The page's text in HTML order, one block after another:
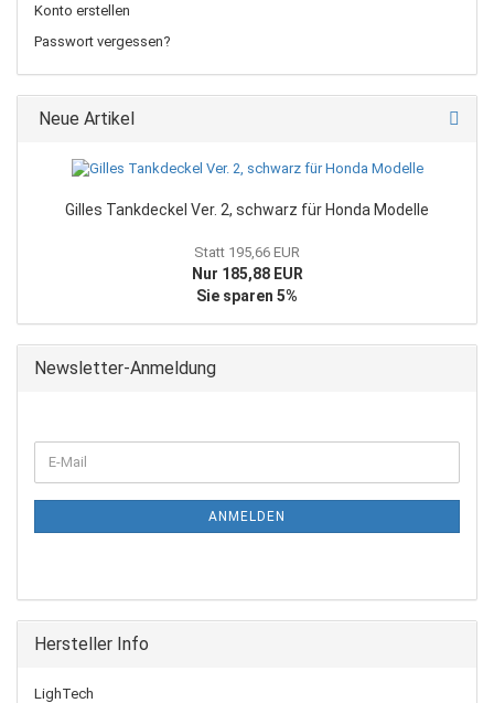
Konto erstellen
Passwort vergessen?
Neue Artikel
Gilles Tankdeckel Ver. 2, schwarz für Honda Modelle
Statt 195,66 EUR
Nur 185,88 EUR
Sie sparen 5%
Newsletter-Anmeldung
ZUR
NEWSLETTER-
E-
Mail
ANMELDEN
Hersteller Info
LighTech